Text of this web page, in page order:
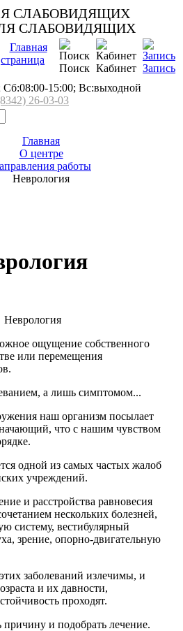
СЛАБОВИДЯЩИХ
Поиск Кабинет Запись
15:00; Вс:выходной
26-03-03
Главная
О центре
работы
Неврология
ощущение собственного
или перемещения
а лишь симптомом...
наш организм посылает
что с нашим чувством
одной из самых частых жалоб
учреждений.
и расстройства равновесия
нескольких болезней,
систему, вестибулярный
зрение, опорно-двигательную
заболеваний излечимы, и
и их давности,
проходят.
и подобрать лечение.